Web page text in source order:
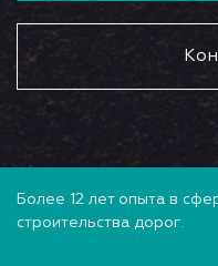
Более 12 лет опыта в
строительства дорог.